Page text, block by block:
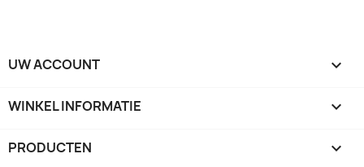
UW ACCOUNT 
WINKEL INFORMATIE keyboard_arrow_down
PRODUCTEN 